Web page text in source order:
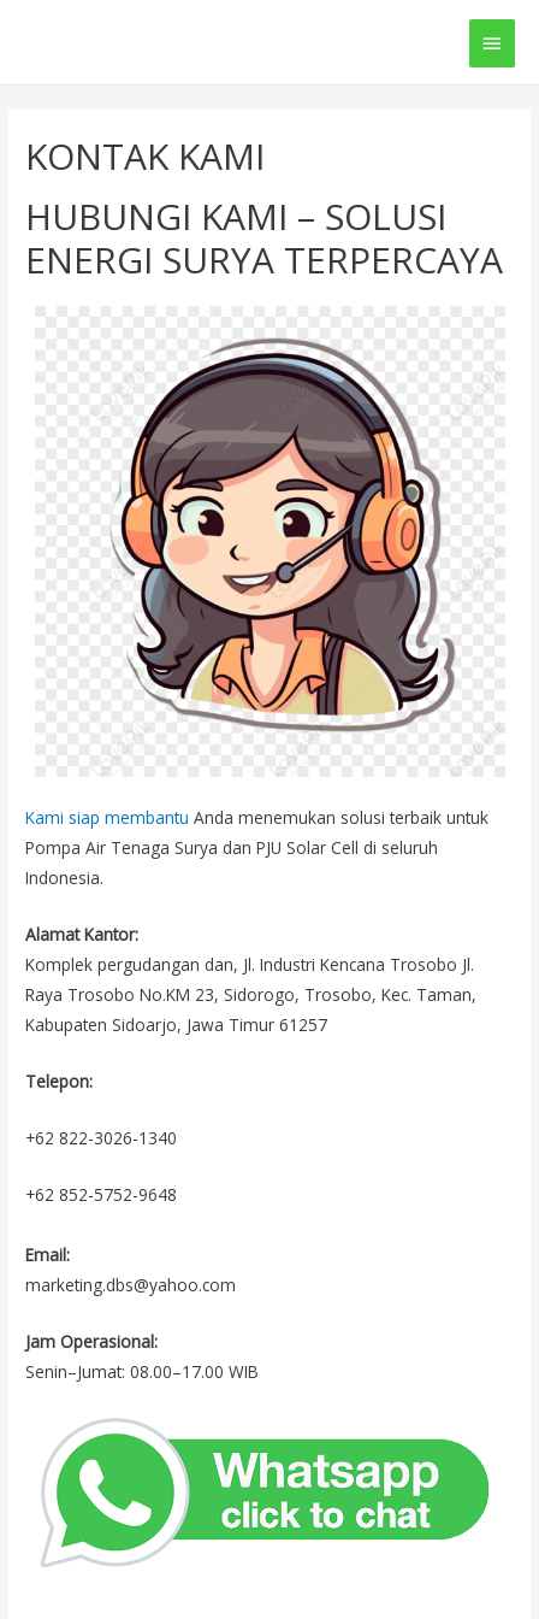
Main
KONTAK KAMI
HUBUNGI KAMI – SOLUSI
ENERGI SURYA TERPERCAYA
Kami siap membantu Anda menemukan solusi terbaik untuk
Pompa Air Tenaga Surya dan PJU Solar Cell di seluruh
Indonesia.
Alamat Kantor:
Komplek pergudangan dan, Jl. Industri Kencana Trosobo Jl.
Raya Trosobo No.KM 23, Sidorogo, Trosobo, Kec. Taman,
Kabupaten Sidoarjo, Jawa Timur 61257
Telepon:
+62 822-3026-1340
+62 852-5752-9648
Email:
marketing.dbs@yahoo.com
Jam Operasional:
Senin–Jumat: 08.00–17.00 WIB